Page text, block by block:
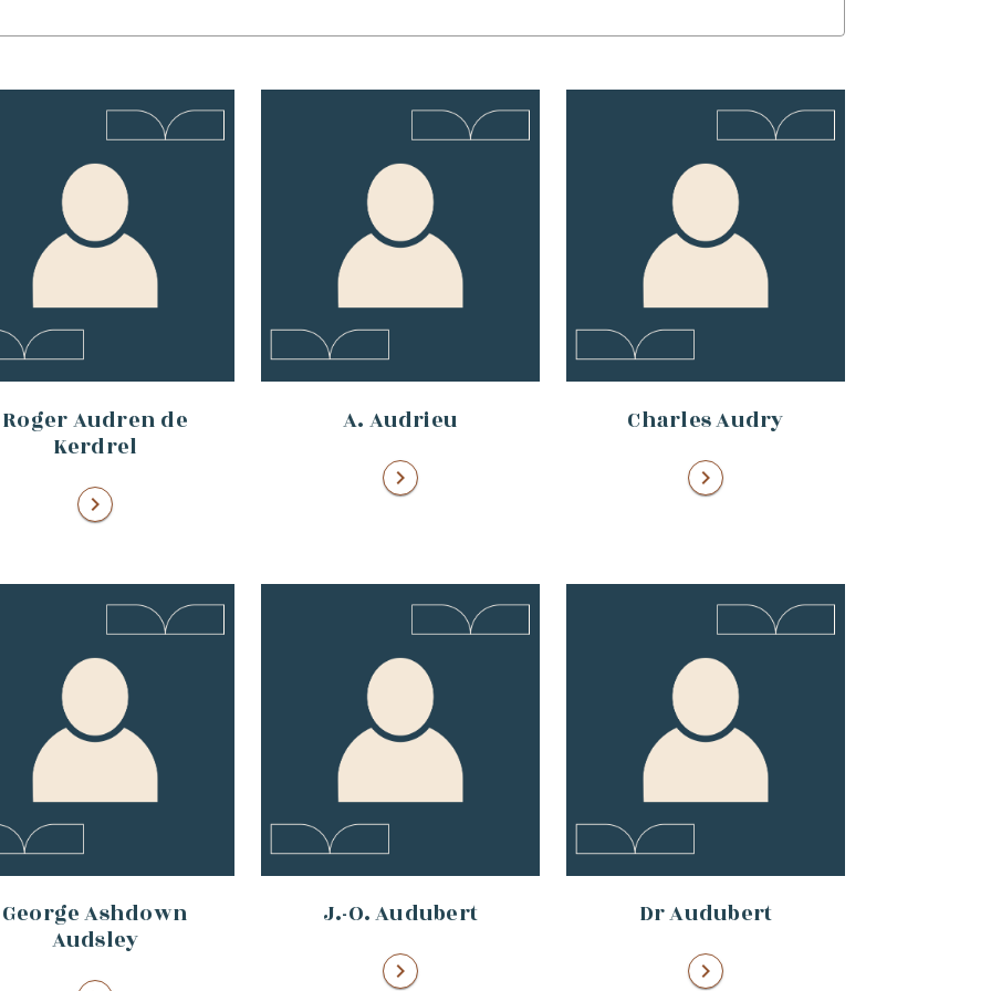
Roger Audren de
Kerdrel
chevron_right
A. Audrieu
chevron_right
Charles Audry
chevron_right
George Ashdown
Audsley
J.-O. Audubert
chevron_right
Dr Audubert
chevron_right